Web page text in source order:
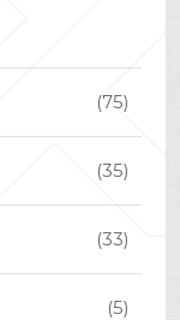
(75)
(35)
(33)
(5)